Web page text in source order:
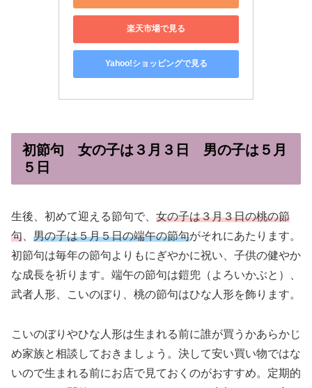
楽天市場で見る
Yahoo!ショッピングで見る
初節句 女の子は３月３日 男の子は５月
５日
生後、初めて迎える節句で、 女の子は３月３日の桃の節
句
男の子は５月５日の端午の節句がそれにあたります。
初節句は毎年の節句よりもにぎやかに祝い、子供の健やか
な成長を祈ります。端午の節句は鎧兜（よろいかぶと）、
武者人形、こいのぼり、桃の節句はひな人形を飾ります。
こいのぼりやひな人形は生まれる前に誰が買うかあらかじ
め家族と相談しておきましょう。決して安い買い物ではな
いので生まれる前にお店で見ておくのがおすすめ。定期的